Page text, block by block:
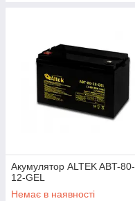
Акумулятор ALTEK ABT-80-
12-GEL
Немає в наявності